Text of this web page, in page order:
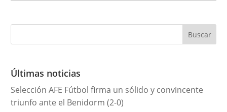
g
r
a
s
Últimas noticias
Selección AFE Fútbol firma un sólido y convincente
triunfo ante el Benidorm (2-0)